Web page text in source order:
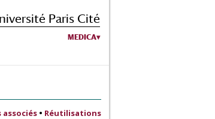
Paris Cité
MEDICA
associés • Réutilisations